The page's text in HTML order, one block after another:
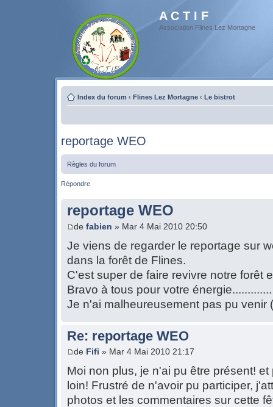
A C T I F
Association Flines Lez Mortagne
Index du forum ‹ Flines Lez Mortagne ‹ Le bistrot
reportage WEO
Règles du forum
Répondre
reportage WEO
de fabien » Mar 4 Mai 2010 20:50
Je viens de regarder le reportage sur
dans la forêt de Flines.
C'est super de faire revivre notre forêt
Bravo à tous pour votre énergie.............
Je n'ai malheureusement pas pu venir
Re: reportage WEO
de Fifi » Mar 4 Mai 2010 21:17
Moi non plus, je n'ai pu être présent!
loin! Frustré de n'avoir pu participer,
photos et les commentaires sur cette